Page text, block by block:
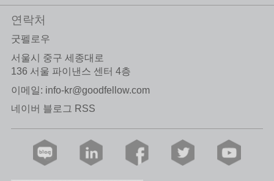
연락처
굿펠로우
서울시 중구 세종대로
136 서울 파이낸스 센터 4층
이메일: info-kr@goodfellow.com
네이버 블로그 RSS